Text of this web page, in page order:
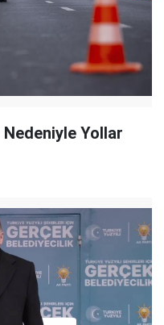
Yollar